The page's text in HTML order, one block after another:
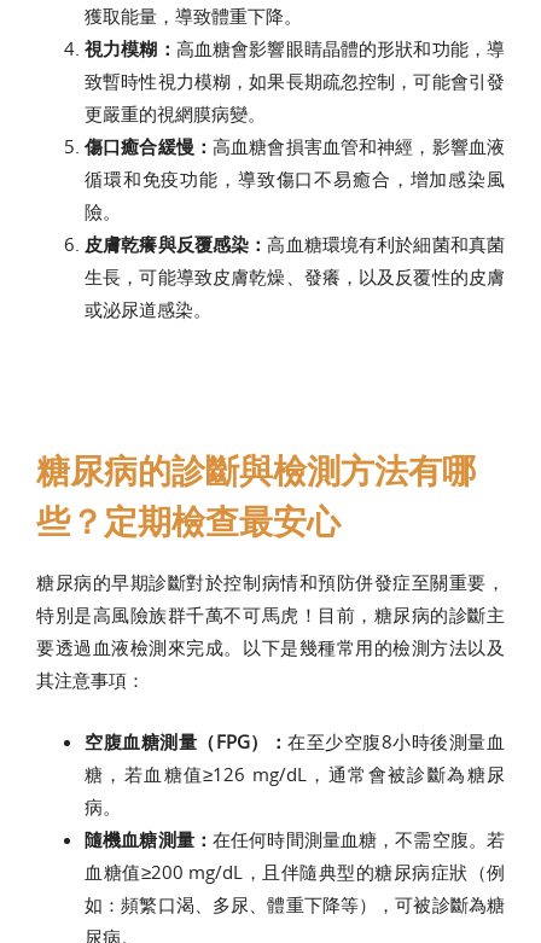
獲取能量，導致體重下降。
視力模糊： 高血糖會影響眼睛晶體的形狀和功能，導
致暫時性視力模糊，如果長期疏忽控制，可能會引發
更嚴重的視網膜病變。
傷口癒合緩慢： 高血糖會損害血管和神經，影響血液
循環和免疫功能，導致傷口不易癒合，增加感染風
險。
皮膚乾癢與反覆感染：高血糖環境有利於細菌和真菌
生長，可能導致皮膚乾燥、發癢，以及反覆性的皮膚
或泌尿道感染。
糖尿病的診斷與檢測方法有哪
些？定期檢查最安心
糖尿病的早期診斷對於控制病情和預防併發症至關重要，
特別是高風險族群千萬不可馬虎！目前，糖尿病的診斷主
要透過血液檢測來完成。以下是幾種常用的檢測方法以及
其注意事項：
空腹血糖測量（FPG）：在至少空腹8小時後測量血
糖，若血糖值≥126 mg/dL，通常會被診斷為糖尿
病。
隨機血糖測量： 在任何時間測量血糖，不需空腹。若
血糖值≥200 mg/dL，且伴隨典型的糖尿病症狀（例
如：頻繁口渴、多尿、體重下降等），可被診斷為糖
尿病。